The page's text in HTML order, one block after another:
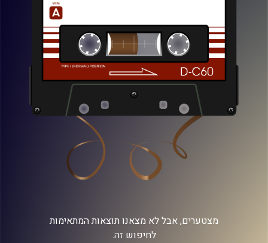
מצטערים, אבל לא מצאנו תוצאות המתאימות
לחיפוש זה.